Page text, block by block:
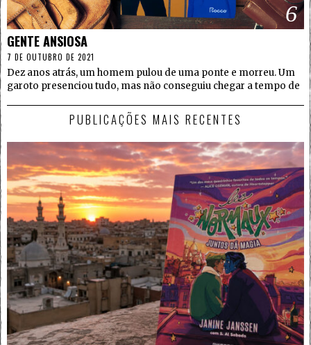
6
GENTE ANSIOSA
7 DE OUTUBRO DE 2021
Dez anos atrás, um homem pulou de uma ponte e morreu. Um
garoto presenciou tudo, mas não conseguiu chegar a tempo de
PUBLICAÇÕES MAIS RECENTES